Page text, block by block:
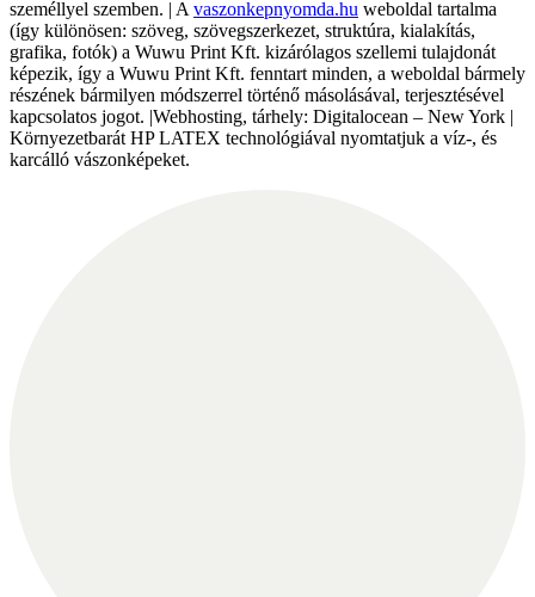
személlyel szemben. | A vaszonkepnyomda.hu weboldal tartalma
(így különösen: szöveg, szövegszerkezet, struktúra, kialakítás,
grafika, fotók) a Wuwu Print Kft. kizárólagos szellemi tulajdonát
képezik, így a Wuwu Print Kft. fenntart minden, a weboldal bármely
részének bármilyen módszerrel történő másolásával, terjesztésével
kapcsolatos jogot. |Webhosting, tárhely: Digitalocean – New York |
Környezetbarát HP LATEX technológiával nyomtatjuk a víz-, és
karcálló vászonképeket.